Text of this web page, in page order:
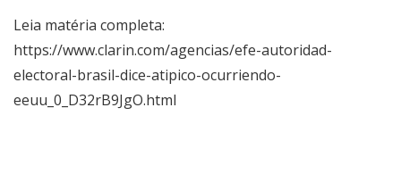
Leia matéria completa:
https://www.clarin.com/agencias/efe-autoridad-
electoral-brasil-dice-atipico-ocurriendo-
eeuu_0_D32rB9JgO.html